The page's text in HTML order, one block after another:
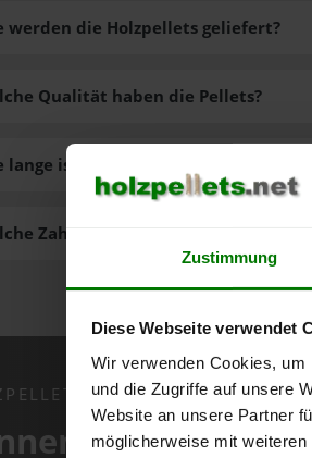
Zustimmung
Diese Webseite verwendet
Wir verwenden Cookies,
und die Zugriffe auf unsere
Website an unsere Partner
möglicherweise mit
werden die Holzpellets geliefert?
Zahlungsarten gibt es?
Qualität haben die Pellets?
lange ist die Lieferzeit der Pellets?
APP
Sie schon